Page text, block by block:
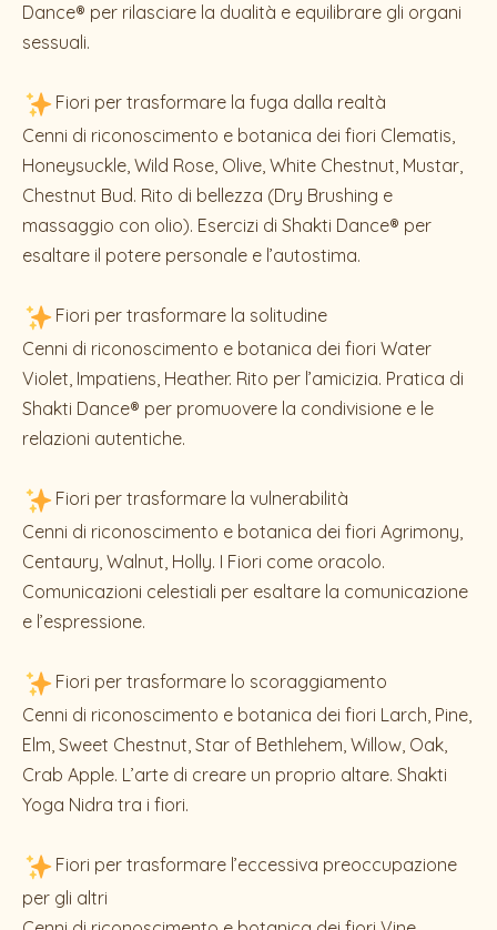
Dance® per rilasciare la dualità e equilibrare gli organi
sessuali.
Fiori per trasformare la fuga dalla realtà
Cenni di riconoscimento e botanica dei fiori Clematis,
Honeysuckle, Wild Rose, Olive, White Chestnut, Mustar,
Chestnut Bud. Rito di bellezza (Dry Brushing e
massaggio con olio). Esercizi di Shakti Dance® per
esaltare il potere personale e l’autostima.
Fiori per trasformare la solitudine
Cenni di riconoscimento e botanica dei fiori Water
Violet, Impatiens, Heather. Rito per l’amicizia. Pratica di
Shakti Dance® per promuovere la condivisione e le
relazioni autentiche.
Fiori per trasformare la vulnerabilità
Cenni di riconoscimento e botanica dei fiori Agrimony,
Centaury, Walnut, Holly. I Fiori come oracolo.
Comunicazioni celestiali per esaltare la comunicazione
e l’espressione.
Fiori per trasformare lo scoraggiamento
Cenni di riconoscimento e botanica dei fiori Larch, Pine,
Elm, Sweet Chestnut, Star of Bethlehem, Willow, Oak,
Crab Apple. L’arte di creare un proprio altare. Shakti
Yoga Nidra tra i fiori.
Fiori per trasformare l’eccessiva preoccupazione
per gli altri